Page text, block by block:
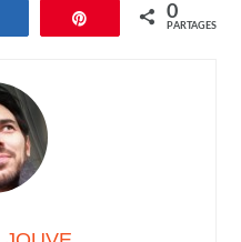
Épingle 0
PARTAGES